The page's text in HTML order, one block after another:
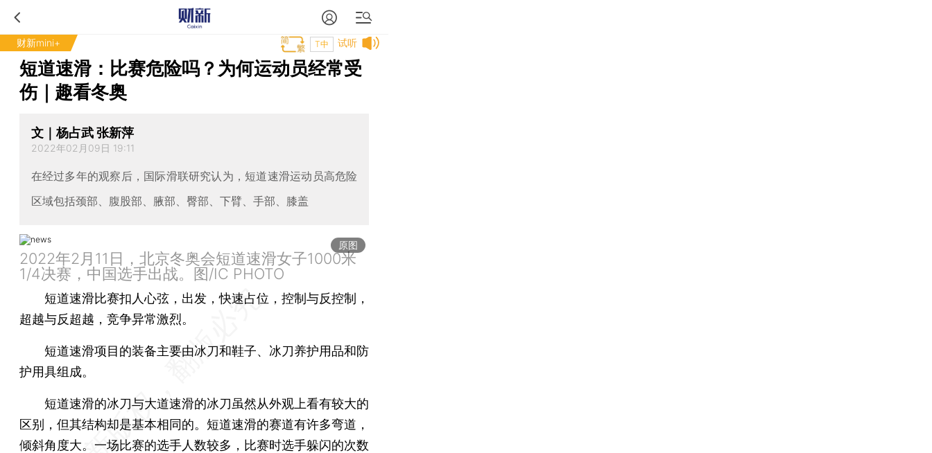
财新mini+ 试听
T中
短道速滑：比赛危险吗？为何运动员经常受
伤｜趣看冬奥
文｜杨占武 张新萍
2022年02月09日 19:11
在经过多年的观察后，国际滑联研究认为，短道速滑运动员高危险
区域包括颈部、腹股部、腋部、臀部、下臂、手部、膝盖
原图
2022年2月11日，北京冬奥会短道速滑女子1000米
1/4决赛，中国选手出战。图/IC PHOTO
短道速滑比赛扣人心弦，出发，快速占位，控制与反控制，
超越与反超越，竞争异常激烈。
短道速滑项目的装备主要由冰刀和鞋子、冰刀养护用品和防
护用具组成。
短道速滑的冰刀与大道速滑的冰刀虽然从外观上看有较大的
区别，但其结构却是基本相同的。短道速滑的赛道有许多弯道，
倾斜角度大。一场比赛的选手人数较多，比赛时选手躲闪的次数